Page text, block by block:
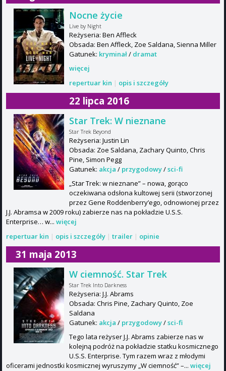
Nocne życie
Live by Night
Reżyseria: Ben Affleck
Obsada: Ben Affleck, Zoe Saldana, Sienna Miller
Gatunek: kryminał/ dramat
więcej
repertuar kin | opis i szczegóły
22 lipca 2016
Star Trek: W nieznane
Star Trek Beyond
Reżyseria: Justin Lin
Obsada: Zoe Saldana, Zachary Quinto, Chris
Pine, Simon Pegg
Gatunek: akcja / przygodowy/sci-fi
„Star Trek: w nieznane” – nowa, gorąco
oczekiwana odsłona kultowej serii (stworzonej
przez Gene Roddenberry’ego, odnowionej przez
J.J. Abramsa w 2009 roku) zabierze nas na pokładzie U.S.S.
Enterprise… w... więcej
repertuar kin | opis i szczegóły | trailer | opinie
31 maja 2013
W ciemność. Star Trek
Star Trek Into Darkness
Reżyseria: J.J. Abrams
Obsada: Chris Pine, Zachary Quinto, Zoe
Saldana
Gatunek: akcja / przygodowy/sci-fi
Tego lata reżyser J.J. Abrams zabierze nas w
kolejną podróż na pokładzie statku kosmicznego
U.S.S. Enterprise. Tym razem wraz z młodymi
oficerami jednostki kosmicznej wyruszymy „W ciemność” –... więcej